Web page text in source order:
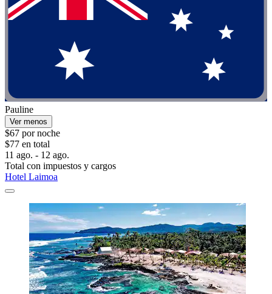
Pauline
Ver menos
$67 por noche
$77 en total
11 ago. - 12 ago.
Total con impuestos y cargos
Hotel Laimoa